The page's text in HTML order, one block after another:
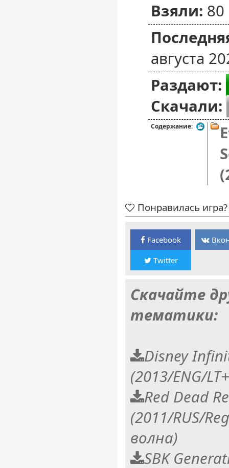
Взяли:
августа
Раздают:
Скачали:
Содержание:
Понравилась
Facebook
Twitter
Скачайте
тематики:
Disney
(2013/ENG/
Red Dead
(2011/RUS/
волна)
SBK